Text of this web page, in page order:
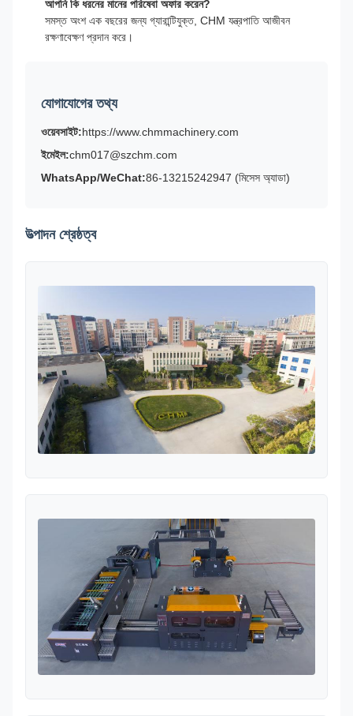
আপনি কি ধরনের মানের পরিষেবা অফার করেন?
সমস্ত অংশ এক বছরের জন্য গ্যারান্টিযুক্ত, CHM যন্ত্রপাতি আজীবন
রক্ষণাবেক্ষণ প্রদান করে।
যোগাযোগের তথ্য
ওয়েবসাইট:https://www.chmmachinery.com
ইমেইল:chm017@szchm.com
WhatsApp/WeChat:86-13215242947 (মিসেস অ্যাডা)
উত্পাদন শ্রেষ্ঠত্ব